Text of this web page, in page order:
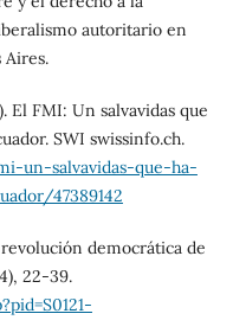
autoritario en
Aires.
El FMI: Un salvavidas que
SWI swissinfo.ch.
un-salvavidas-que-ha-
47389142
democrática de
22-39.